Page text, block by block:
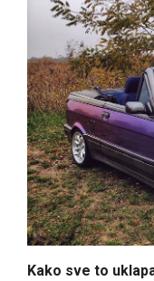
Kako sve to